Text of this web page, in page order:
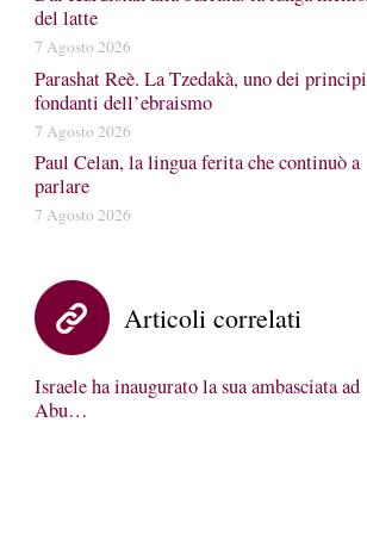
del latte
7 Agosto 2026
Parashat Reè. La Tzedakà, uno dei principi
fondanti dell’ebraismo
7 Agosto 2026
Paul Celan, la lingua ferita che continuò a
parlare
7 Agosto 2026
Articoli correlati
Israele ha inaugurato la sua ambasciata ad
Abu…